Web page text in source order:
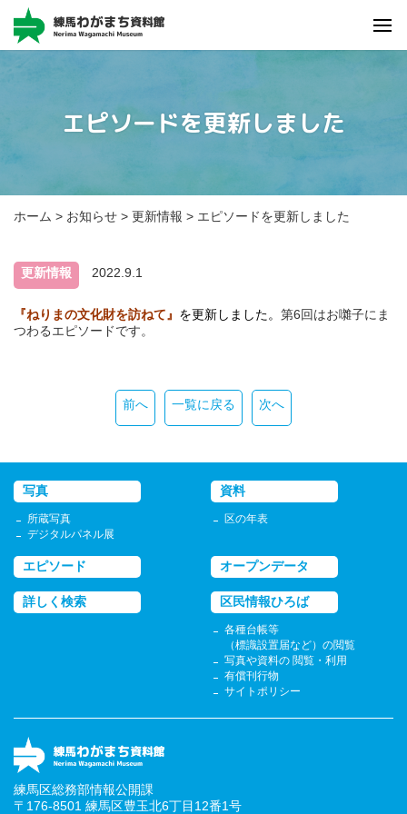
エピソードを更新しました
ホーム > お知らせ > 更新情報 > エピソードを更新しました
更新情報 2022.9.1
『ねりまの文化財を訪ねて』 を更新しました。 第6回はお囃子にま
つわるエピソードです。
前へ 一覧に戻る 次へ
写真
所蔵写真
デジタルパネル展
資料
区の年表
エピソード オープンデータ
詳しく検索 区民情報ひろば
各種台帳等
（標識設置届など）の閲覧
写真や資料の 閲覧・利用
有償刊行物
サイトポリシー
練馬区総務部情報公開課
〒176-8501 練馬区豊玉北6丁目12番1号